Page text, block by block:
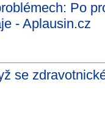
Po
- Aplausin.cz
se